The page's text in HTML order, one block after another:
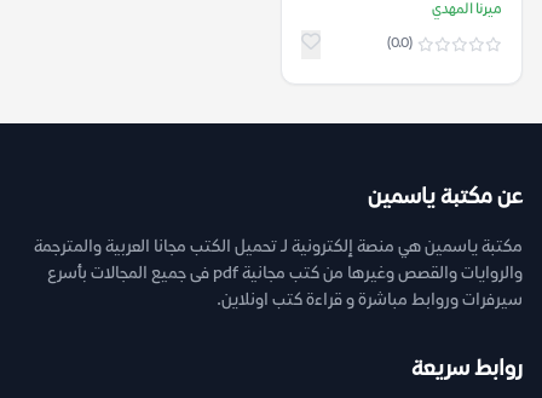
ميرنا المهدي
(0.0)
عن مكتبة ياسمين
مكتبة ياسمين هي منصة إلكترونية لـ تحميل الكتب مجانا العربية والمترجمة
والروايات والقصص وغيرها من كتب مجانية pdf فى جميع المجالات بأسرع
سيرفرات وروابط مباشرة و قراءة كتب اونلاين.
روابط سريعة